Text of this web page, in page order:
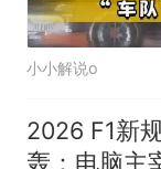
小小解说o
2026 F1新
轰：电脑主